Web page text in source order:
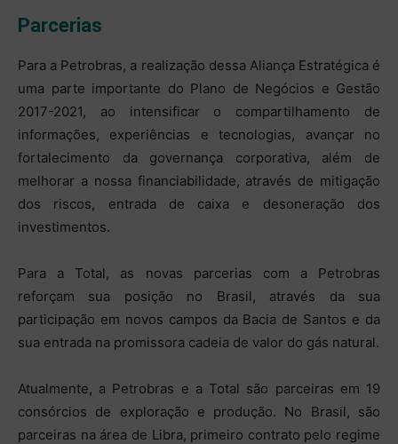
Parcerias
Para a Petrobras, a realização dessa Aliança Estratégica é
uma parte importante do Plano de Negócios e Gestão
2017-2021, ao intensificar o compartilhamento de
informações, experiências e tecnologias, avançar no
fortalecimento da governança corporativa, além de
melhorar a nossa financiabilidade, através de mitigação
dos riscos, entrada de caixa e desoneração dos
investimentos.
Para a Total, as novas parcerias com a Petrobras
reforçam sua posição no Brasil, através da sua
participação em novos campos da Bacia de Santos e da
sua entrada na promissora cadeia de valor do gás natural.
Atualmente, a Petrobras e a Total são parceiras em 19
consórcios de exploração e produção. No Brasil, são
parceiras na área de Libra, primeiro contrato pelo regime